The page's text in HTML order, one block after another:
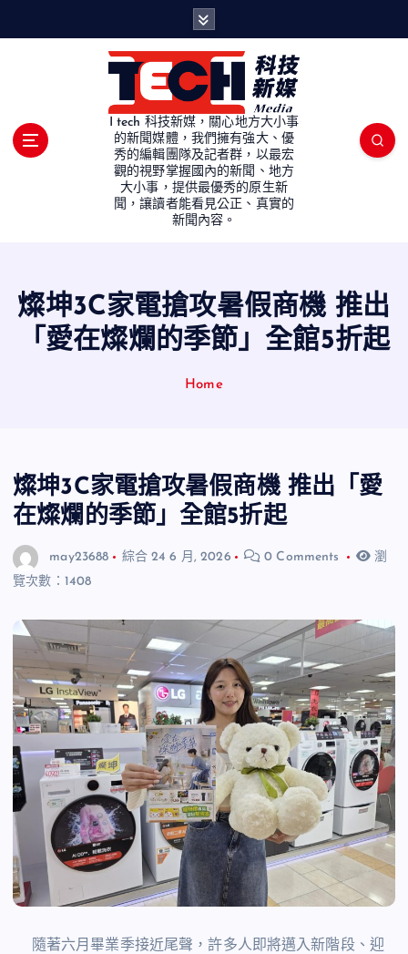
I tech 科技新媒，關心地方大小事
的新聞媒體，我們擁有強大、優
秀的編輯團隊及記者群，以最宏
觀的視野掌握國內的新聞、地方
大小事，提供最優秀的原生新
聞，讓讀者能看見公正、真實的
新聞內容。
燦坤3C家電搶攻暑假商機 推出
「愛在燦爛的季節」全館5折起
Home
燦坤3C家電搶攻暑假商機 推出「愛
在燦爛的季節」全館5折起
may23688 綜合 24 6 月, 2026 0 Comments
瀏
覽次數：1408
隨著六月畢業季接近尾聲，許多人即將邁入新階段、迎